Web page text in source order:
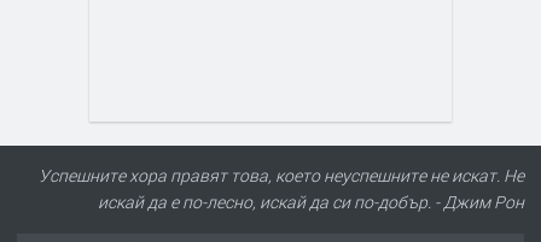
Успешните хора правят това, което неуспешните не искат. Не
искай да е по-лесно, искай да си по-добър. - Джим Рон